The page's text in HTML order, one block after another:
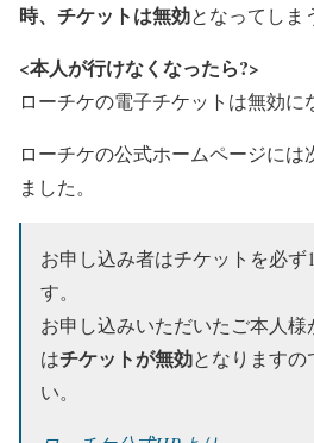
時、チケットは無効となってしま
<本人が行けなくなったら?>
ローチケの電子チケットは無効に
ローチケの公式ホームページに
ました。
お申し込み者はチケットを必ず
す。
お申し込みいただいたご本人
はチケットが無効となりますの
い。